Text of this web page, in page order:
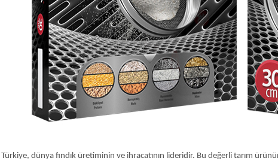
Türkiye, dünya fındık üretiminin ve ihracatının lideridir. Bu değerli tarım